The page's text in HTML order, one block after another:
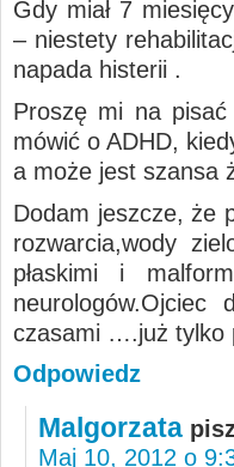
Gdy miał 7
– niestety
napada histerii .
Proszę mi na
mówić o ADHD,
a może jest szansa
Dodam jeszcze, że
rozwarcia,wody
płaskimi i
neurologów.Ojciec
czasami ….już tylko
Odpowiedz
Malgorzata
Maj 10, 2012 o